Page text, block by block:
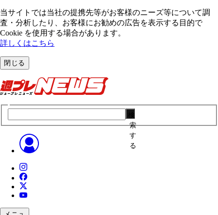
当サイトでは当社の提携先等がお客様のニーズ等について調
査・分析したり、お客様にお勧めの広告を表⽰する⽬的で
Cookie を使⽤する場合があります。
詳しくはこちら
閉じる
索
す
る